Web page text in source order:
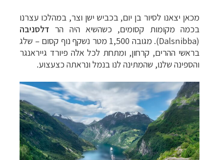
מכאן יצאנו לסיור בן יום, בכביש ישן וצר, במהלכו עצרנו
בכמה מקומות קסומים, כשהשיא היה הר דלסניבה
(
Dalsnibba). מגובה 1,500 מטר נשקף נוף קסום – שלג
בראשי ההרים, קרחון, ומתחת לכל אלה פיורד גייראנגר
והספינה שלנו, שהמתינה לנו בנמל ונראתה כצעצוע.
האפשרויות »